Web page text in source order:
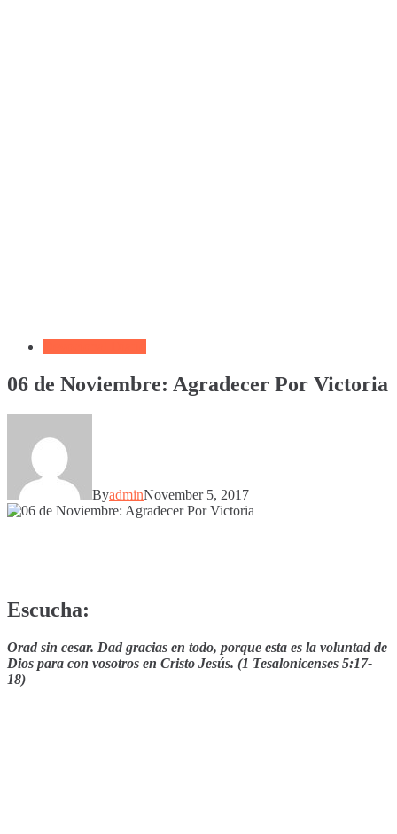
06 de Noviembre: Agradecer Por Victoria
ByadminNovember 5, 2017
Escucha:
Orad sin cesar. Dad gracias en todo, porque esta es la voluntad de
Dios para con vosotros en Cristo Jesús. (1 Tesalonicenses 5:17-
18)